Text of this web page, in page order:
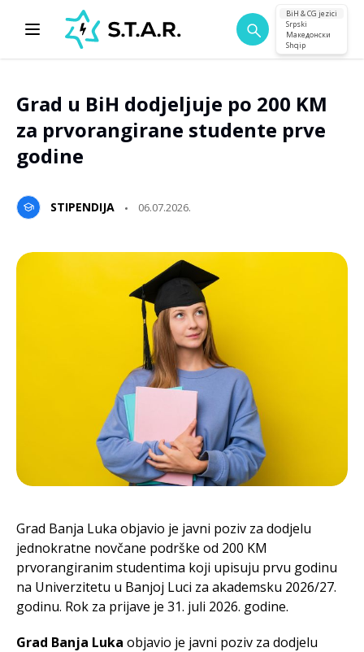
BiH & CG jezici
Srpski
Македонски
Shqip
Grad u BiH dodjeljuje po 200 KM
za prvorangirane studente prve
godine
STIPENDIJA 06.07.2026.
Grad Banja Luka objavio je javni poziv za dodjelu
jednokratne novčane podrške od 200 KM
prvorangiranim studentima koji upisuju prvu godinu
na Univerzitetu u Banjoj Luci za akademsku 2026/27.
godinu. Rok za prijave je 31. juli 2026. godine.
Grad Banja Luka objavio je javni poziv za dodjelu